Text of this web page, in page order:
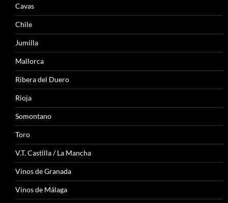
Cavas
Chile
Jumilla
Mallorca
Ribera del Duero
Rioja
Somontano
Toro
V.T. Castilla / La Mancha
Vinos de Granada
Vinos de Málaga